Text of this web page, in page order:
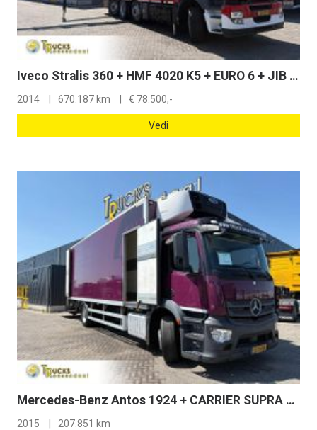
Iveco Stralis 360 + HMF 4020 K5 + EURO 6 + JIB PREPARED + 8X2 + REMOTE
2014 670.187 km € 78.500,-
Vedi
Mercedes-Benz Antos 1924 + CARRIER SUPRA 1150 + 2 COMPARTMENTS + LOADFLIFT + EURO 6
2015 207.851 km